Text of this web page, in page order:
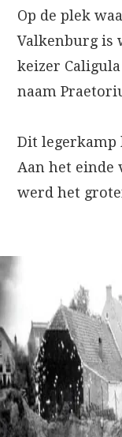
Op de plek
Valkenburg is
keizer
naam
Dit legerkamp
Aan het einde
werd het